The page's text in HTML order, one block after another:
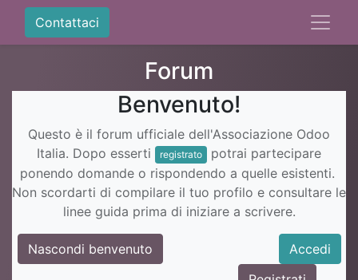
Contattaci
Forum
Benvenuto!
Questo è il forum ufficiale dell'Associazione Odoo
Italia. Dopo esserti
registrato
potrai partecipare
ponendo domande o rispondendo a quelle esistenti.
Non scordarti di compilare il tuo profilo e consultare le
linee guida prima di iniziare a scrivere.
Nascondi benvenuto
Accedi